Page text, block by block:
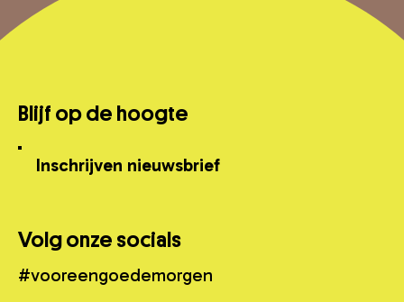
Blijf op de hoogte
Inschrijven nieuwsbrief
Volg onze socials
#vooreengoedemorgen